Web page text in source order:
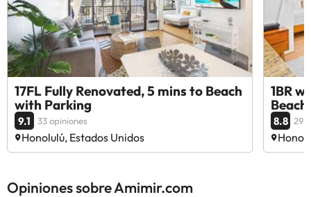
17FL Fully Renovated, 5 mins to Beach
with Parking
9.1 33 opiniones
Honolulú, Estados Unidos
1BR
8.8 29
Opiniones sobre Amimir.com